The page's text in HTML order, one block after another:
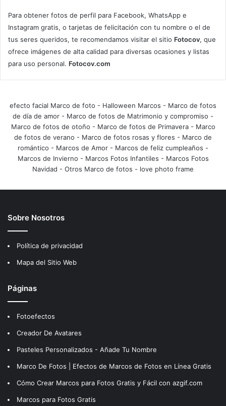
Para obtener fotos de perfil para Facebook, WhatsApp e
Instagram gratis, o tarjetas de felicitación con tu nombre o el de
tus seres queridos, te recomendamos visitar el sitio Fotocov, que
ofrece imágenes de alta calidad para diversas ocasiones y listas
para uso personal. Fotocov.com
efecto facial Marco de foto - Halloween Marcos - Marco de fotos
de día de amor - Marco de fotos de Matrimonio y compromiso -
Marco de fotos de otoño - Marco de fotos de Primavera- Marco
de fotos de verano - Marco de fotos rosas y flores - Marco de
romántico - Marcos de Amor - Marcos de feliz cumpleaños -
Marcos de Invierno - Marcos Fotos Infantiles - Marcos Fotos
Navidad - Otros Marco de fotos - love photo frame
Sobre Nosotros
Política de privacidad
Mapa del Sitio Web
Páginas
Fotoefectos
Creador De Avatares
Pasteles Personalizados - Añade Tu Nombre
Marco De Fotos | Efectos de Marcos de Fotos en Línea Gratis
Cómo Crear Marcos para Fotos Gratis y Fácil con azgif.com
Marcos para Fotos Gratis